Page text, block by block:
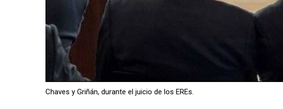
Chaves y Griñán, durante el juicio de los EREs.